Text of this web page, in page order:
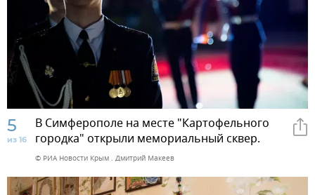
5
из 16
В Симферополе на месте "Картофельного
городка" открыли мемориальный сквер.
© РИА Новости Крым . Дмитрий Макеев